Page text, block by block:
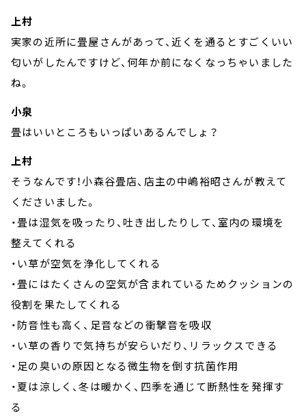
上村
実家の近所に畳屋さんがあって、近くを通るとすごくいい
匂いがしたんですけど、何年か前になくなっちゃいました
ね。
小泉
畳はいいところもいっぱいあるんでしょ？
上村
そうなんです！小森谷畳店、店主の中嶋裕昭さんが教えて
くださいました。
・畳は湿気を吸ったり、吐き出したりして、室内の環境を
整えてくれる
・い草が空気を浄化してくれる
・畳にはたくさんの空気が含まれているためクッションの
役割を果たしてくれる
・防音性も高く、足音などの衝撃音を吸収
・い草の香りで気持ちが安らいだり、リラックスできる
・足の臭いの原因となる微生物を倒す抗菌作用
・夏は涼しく、冬は暖かく、四季を通じて断熱性を発揮す
る